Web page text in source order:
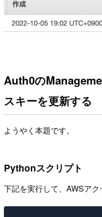
Auth0の
スキーを更新する
ようやく本題です。
Pythonスクリプト
下記を実行して、AWSアク